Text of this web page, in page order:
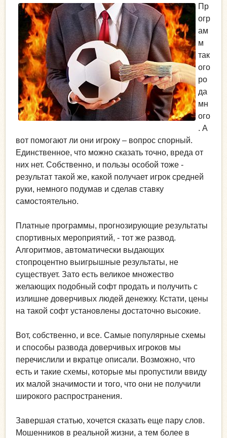
Пр
огр
ам
м
так
ого
ро
да
мн
ого
. А
вот помогают ли они игроку – вопрос спорный.
Единственное, что можно сказать точно, вреда от
них нет. Собственно, и пользы особой тоже -
результат такой же, какой получает игрок средней
руки, немного подумав и сделав ставку
самостоятельно.
Платные программы, прогнозирующие результаты
спортивных мероприятий, - тот же развод.
Алгоритмов, автоматически выдающих
стопроцентно выигрышные результаты, не
существует. Зато есть великое множество
желающих подобный софт продать и получить с
излишне доверчивых людей денежку. Кстати, цены
на такой софт установлены достаточно высокие.
Вот, собственно, и все. Самые популярные схемы
и способы развода доверчивых игроков мы
перечислили и вкратце описали. Возможно, что
есть и такие схемы, которые мы пропустили ввиду
их малой значимости и того, что они не получили
широкого распространения.
Завершая статью, хочется сказать еще пару слов.
Мошенников в реальной жизни, а тем более в